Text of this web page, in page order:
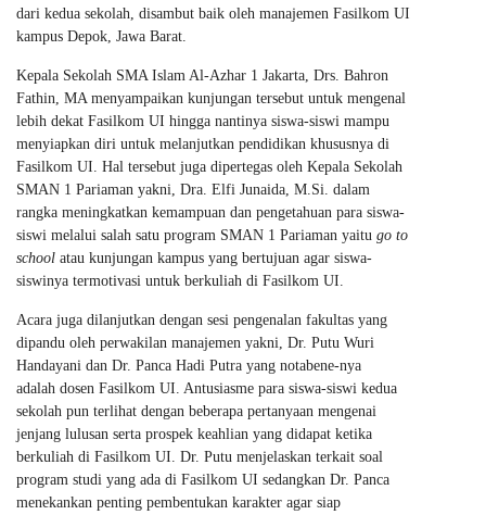
dari kedua sekolah, disambut baik oleh manajemen Fasilkom UI
kampus Depok, Jawa Barat.
Kepala Sekolah SMA Islam Al-Azhar 1 Jakarta, Drs. Bahron
Fathin, MA menyampaikan kunjungan tersebut untuk mengenal
lebih dekat Fasilkom UI hingga nantinya siswa-siswi mampu
menyiapkan diri untuk melanjutkan pendidikan khususnya di
Fasilkom UI. Hal tersebut juga dipertegas oleh Kepala Sekolah
SMAN 1 Pariaman yakni, Dra. Elfi Junaida, M.Si. dalam
rangka meningkatkan kemampuan dan pengetahuan para siswa-
siswi melalui salah satu program SMAN 1 Pariaman yaitu go to
school atau kunjungan kampus yang bertujuan agar siswa-
siswinya termotivasi untuk berkuliah di Fasilkom UI.
Acara juga dilanjutkan dengan sesi pengenalan fakultas yang
dipandu oleh perwakilan manajemen yakni, Dr. Putu Wuri
Handayani dan Dr. Panca Hadi Putra yang notabene-nya
adalah dosen Fasilkom UI. Antusiasme para siswa-siswi kedua
sekolah pun terlihat dengan beberapa pertanyaan mengenai
jenjang lulusan serta prospek keahlian yang didapat ketika
berkuliah di Fasilkom UI. Dr. Putu menjelaskan terkait soal
program studi yang ada di Fasilkom UI sedangkan Dr. Panca
menekankan penting pembentukan karakter agar siap